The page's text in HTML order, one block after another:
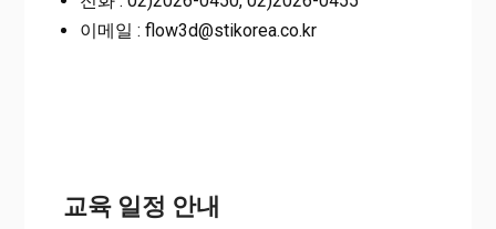
이메일 : flow3d@stikorea.co.kr
교육 일정 안내